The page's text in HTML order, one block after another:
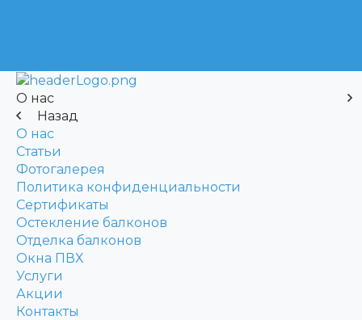
О нас
Назад
О нас
Статьи
Фотогалерея
Политика конфиденциальности
Сертификаты
Остекление балконов
Отделка балконов
Окна ПВХ
Услуги
Акции
Контакты